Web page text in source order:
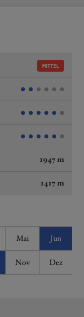
MITTEL
1947 m
1417 m
Mai Jun
Nov Dez